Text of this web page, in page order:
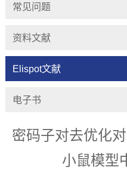
常见问题
资料文献
Elispot文献
电子书
密码子对去优化
小鼠模型